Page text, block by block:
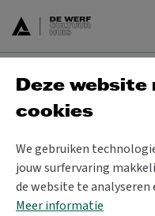
School & Co
Deze website
cookies
We gebruiken
jouw surfervaring
de website te
Meer informatie